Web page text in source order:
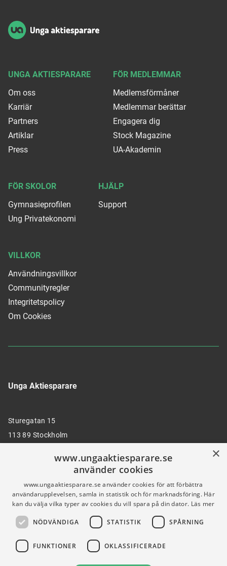
Unga Aktiesparare
Sturegatan 15
113 89 Stockholm
info@ungaaktiesparare.se
Följ oss gärna på sociala medier
UNGA AKTIESPARARE
Om oss
Karriär
Partners
Artiklar
Press
FÖR MEDLEMMAR
Medlemsförmåner
Medlemmar berättar
Engagera dig
Stock Magazine
UA-Akademin
FÖR SKOLOR
Gymnasieprofilen
Ung Privatekonomi
HJÄLP
Support
VILLKOR
Användningsvillkor
Communityregler
Integritetspolicy
Om Cookies
×
www.ungaaktiesparare.se
använder cookies
www.ungaaktiesparare.se använder cookies för att förbättra
användarupplevelsen, samla in statistik och för marknadsföring. Här
kan du välja vilka typer av cookies du vill spara på din dator. Läs mer
NÖDVÄNDIGA STATISTIK SPÅRNING
FUNKTIONER OKLASSIFICERADE